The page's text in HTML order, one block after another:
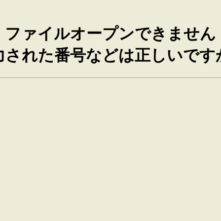
ファイルオープンできません
された番号などは正しいです